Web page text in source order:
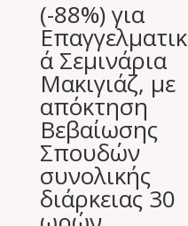
(-88%) για
Επαγγελματικ
ά Σεμινάρια
Μακιγιάζ, με
απόκτηση
Βεβαίωσης
Σπουδών
συνολικής
διάρκειας 30